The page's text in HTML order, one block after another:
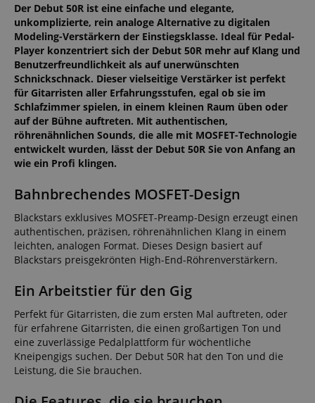
Der Debut 50R ist eine einfache und elegante,
unkomplizierte, rein analoge Alternative zu digitalen
Modeling-Verstärkern der Einstiegsklasse. Ideal für Pedal-
Player konzentriert sich der Debut 50R mehr auf Klang und
Benutzerfreundlichkeit als auf unerwünschten
Schnickschnack. Dieser vielseitige Verstärker ist perfekt
für Gitarristen aller Erfahrungsstufen, egal ob sie im
Schlafzimmer spielen, in einem kleinen Raum üben oder
auf der Bühne auftreten. Mit authentischen,
röhrenähnlichen Sounds, die alle mit MOSFET-Technologie
entwickelt wurden, lässt der Debut 50R Sie von Anfang an
wie ein Profi klingen.
Bahnbrechendes MOSFET-Design
Blackstars exklusives MOSFET-Preamp-Design erzeugt einen
authentischen, präzisen, röhrenähnlichen Klang in einem
leichten, analogen Format. Dieses Design basiert auf
Blackstars preisgekrönten High-End-Röhrenverstärkern.
Ein Arbeitstier für den Gig
Perfekt für Gitarristen, die zum ersten Mal auftreten, oder
für erfahrene Gitarristen, die einen großartigen Ton und
eine zuverlässige Pedalplattform für wöchentliche
Kneipengigs suchen. Der Debut 50R hat den Ton und die
Leistung, die Sie brauchen.